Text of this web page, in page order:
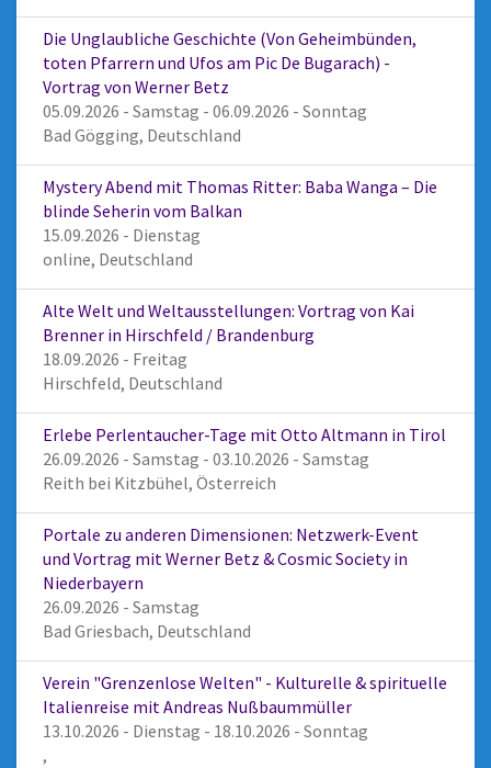
Die Unglaubliche Geschichte (Von Geheimbünden,
toten Pfarrern und Ufos am Pic De Bugarach) -
Vortrag von Werner Betz
05.09.2026 - Samstag - 06.09.2026 - Sonntag
Bad Gögging, Deutschland
Mystery Abend mit Thomas Ritter: Baba Wanga – Die
blinde Seherin vom Balkan
15.09.2026 - Dienstag
online, Deutschland
Alte Welt und Weltausstellungen: Vortrag von Kai
Brenner in Hirschfeld / Brandenburg
18.09.2026 - Freitag
Hirschfeld, Deutschland
Erlebe Perlentaucher-Tage mit Otto Altmann in Tirol
26.09.2026 - Samstag - 03.10.2026 - Samstag
Reith bei Kitzbühel, Österreich
Portale zu anderen Dimensionen: Netzwerk-Event
und Vortrag mit Werner Betz & Cosmic Society in
Niederbayern
26.09.2026 - Samstag
Bad Griesbach, Deutschland
Verein "Grenzenlose Welten" - Kulturelle & spirituelle
Italienreise mit Andreas Nußbaummüller
13.10.2026 - Dienstag - 18.10.2026 - Sonntag
,